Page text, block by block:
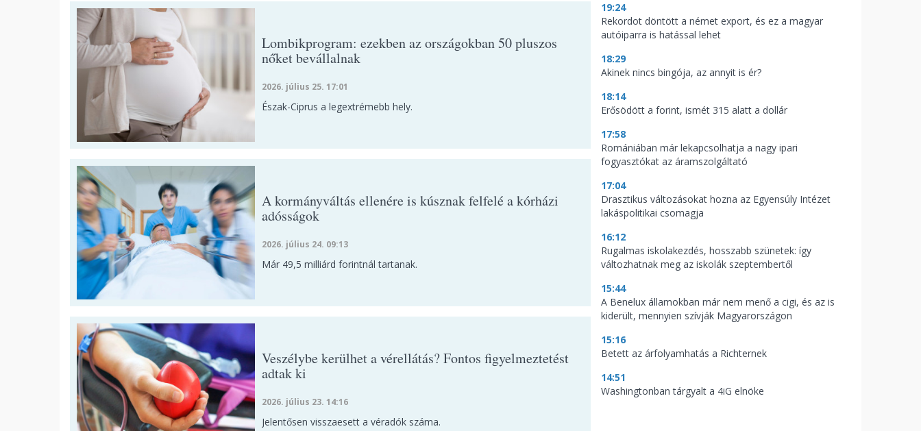
Lombikprogram: ezekben az országokban 50 pluszos
nőket bevállalnak
2026. július 25. 17:01
Észak-Ciprus a legextrémebb hely.
A kormányváltás ellenére is kúsznak felfelé a kórházi
adósságok
2026. július 24. 09:13
Már 49,5 milliárd forintnál tartanak.
Veszélybe kerülhet a vérellátás? Fontos figyelmeztetést
adtak ki
2026. július 23. 14:16
Jelentősen visszaesett a véradók száma.
19:24
Rekordot döntött a német export, és ez a magyar
autóiparra is hatással lehet
18:29
Akinek nincs bingója, az annyit is ér?
18:14
Erősödött a forint, ismét 315 alatt a dollár
17:58
Romániában már lekapcsolhatja a nagy ipari
fogyasztókat az áramszolgáltató
17:04
Drasztikus változásokat hozna az Egyensúly Intézet
lakáspolitikai csomagja
16:12
Rugalmas iskolakezdés, hosszabb szünetek: így
változhatnak meg az iskolák szeptembertől
15:44
A Benelux államokban már nem menő a cigi, és az is
kiderült, mennyien szívják Magyarországon
15:16
Betett az árfolyamhatás a Richternek
14:51
Washingtonban tárgyalt a 4iG elnöke